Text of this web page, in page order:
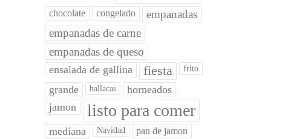
chocolate congelado
empanadas
empanadas de carne
empanadas de queso
ensalada de gallina fiesta frito
grande hallacas
horneados
jamon
listo para comer
mediana Navidad pan de jamon